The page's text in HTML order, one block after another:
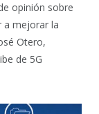
opinión sobre
a mejorar la
Otero,
de 5G